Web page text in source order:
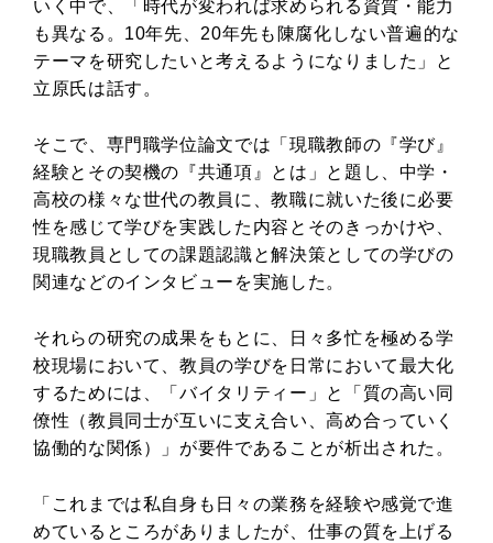
いく中で、「時代が変われば求められる資質・能力
も異なる。10年先、20年先も陳腐化しない普遍的な
テーマを研究したいと考えるようになりました」と
立原氏は話す。
そこで、専門職学位論文では「現職教師の『学び』
経験とその契機の『共通項』とは」と題し、中学・
高校の様々な世代の教員に、教職に就いた後に必要
性を感じて学びを実践した内容とそのきっかけや、
現職教員としての課題認識と解決策としての学びの
関連などのインタビューを実施した。
それらの研究の成果をもとに、日々多忙を極める学
校現場において、教員の学びを日常において最大化
するためには、「バイタリティー」と「質の高い同
僚性（教員同士が互いに支え合い、高め合っていく
協働的な関係）」が要件であることが析出された。
「これまでは私自身も日々の業務を経験や感覚で進
めているところがありましたが、仕事の質を上げる